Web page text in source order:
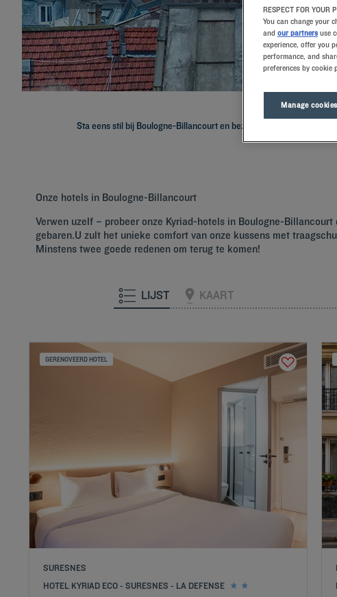
Sta eens stil bij Boulogne-Billancourt en bezoek de tweede stad
Onze hotels in Boulogne-Billancourt
Verwen uzelf – probeer onze Kyriad-hotels in Boulogne-
gebaren.U zult het unieke comfort van onze kussens met
Minstens twee goede redenen om terug te komen!
LIJST KAART
GERENOVEERD HOTEL
SURESNES
HOTEL KYRIAD ECO - SURESNES - LA DEFENSE
RESPECT FOR YOUR
You can change your
and our partners use
experience, offer you
performance, and
preferences by cookie
Manage cookies